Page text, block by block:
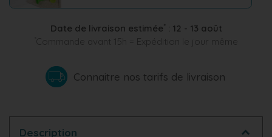
Date de livraison estimée * : 12 - 13 août
Commande avant 15h = Expédition le jour même
Connaitre nos tarifs de livraison
Description